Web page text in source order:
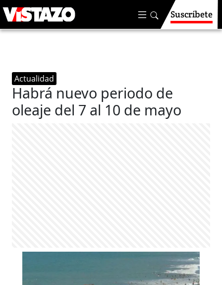
Suscríbete
Actualidad
Habrá nuevo periodo de
oleaje del 7 al 10 de mayo